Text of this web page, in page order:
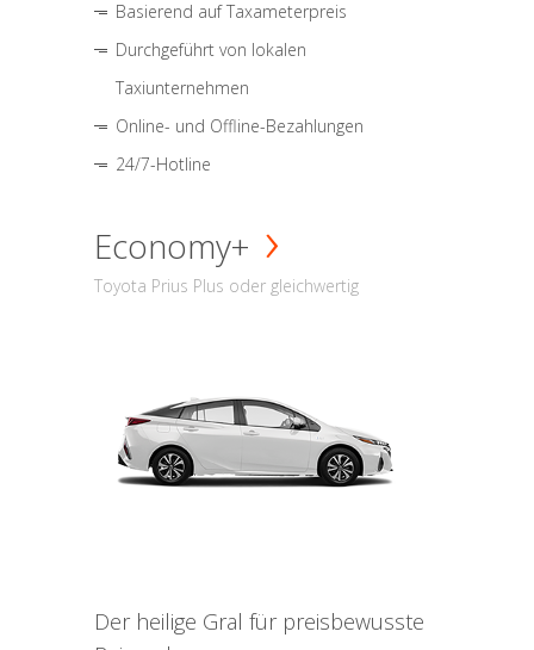
Basierend auf Taxameterpreis
Durchgeführt von lokalen
Taxiunternehmen
Online- und Offline-Bezahlungen
24/7-Hotline
Economy+
Toyota Prius Plus oder gleichwertig
Der heilige Gral für preisbewusste